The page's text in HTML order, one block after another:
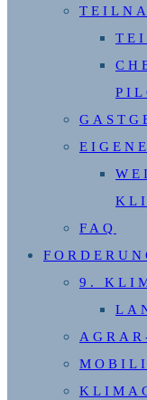
FAQ
9.